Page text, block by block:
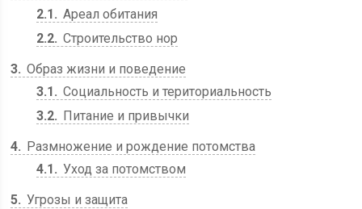
2.1
Ареал обитания
2.2 Строительство нор
3 Образ жизни и поведение
3.1
Социальность и териториальность
3.2
Питание и привычки
4
Размножение и рождение потомства
4.1
Уход за потомством
5 Угрозы и защита